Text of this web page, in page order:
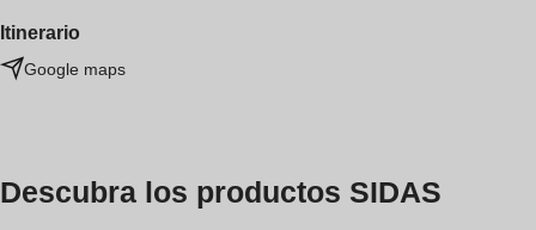
Itinerario
Google maps
Descubra los productos SIDAS